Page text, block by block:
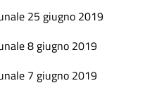
25 giugno 2019
8 giugno 2019
7 giugno 2019